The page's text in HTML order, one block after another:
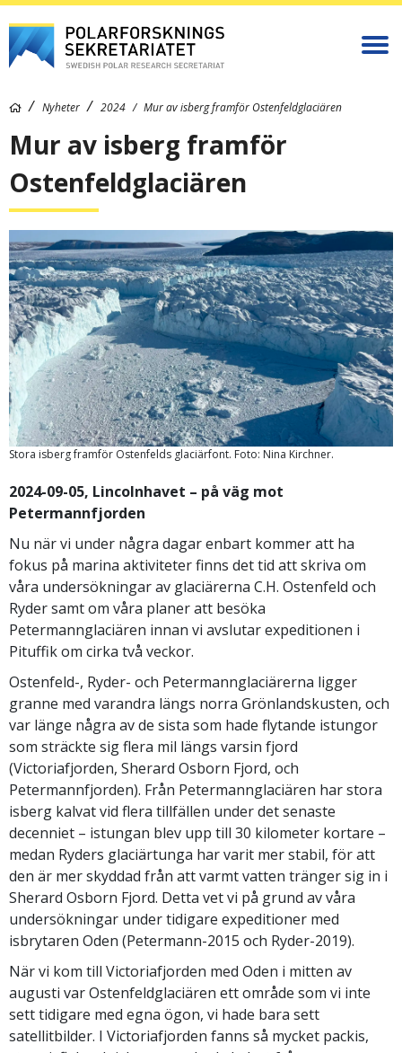
Nyheter 2024 Mur av isberg framför Ostenfeldglaciären
Mur av isberg framför
Ostenfeldglaciären
Stora isberg framför Ostenfelds glaciärfont. Foto: Nina Kirchner.
2024-09-05, Lincolnhavet – på väg mot
Petermannfjorden
Nu när vi under några dagar enbart kommer att ha
fokus på marina aktiviteter finns det tid att skriva om
våra undersökningar av glaciärerna C.H. Ostenfeld och
Ryder samt om våra planer att besöka
Petermannglaciären innan vi avslutar expeditionen i
Pituffik om cirka två veckor.
Ostenfeld-, Ryder- och Petermannglaciärerna ligger
granne med varandra längs norra Grönlandskusten, och
var länge några av de sista som hade flytande istungor
som sträckte sig flera mil längs varsin fjord
(Victoriafjorden, Sherard Osborn Fjord, och
Petermannfjorden). Från Petermannglaciären har stora
isberg kalvat vid flera tillfällen under det senaste
decenniet – istungan blev upp till 30 kilometer kortare –
medan Ryders glaciärtunga har varit mer stabil, för att
den är mer skyddad från att varmt vatten tränger sig in i
Sherard Osborn Fjord. Detta vet vi på grund av våra
undersökningar under tidigare expeditioner med
isbrytaren Oden (Petermann-2015 och Ryder-2019).
När vi kom till Victoriafjorden med Oden i mitten av
augusti var Ostenfeldglaciären ett område som vi inte
sett tidigare med egna ögon, vi hade bara sett
satellitbilder. I Victoriafjorden fanns så mycket packis,